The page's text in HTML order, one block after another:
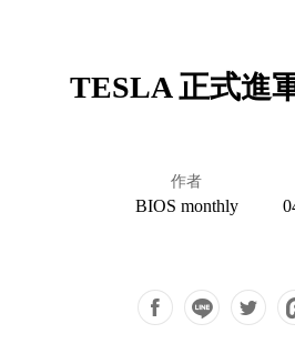
TESLA 正式進
作者
BIOS monthly